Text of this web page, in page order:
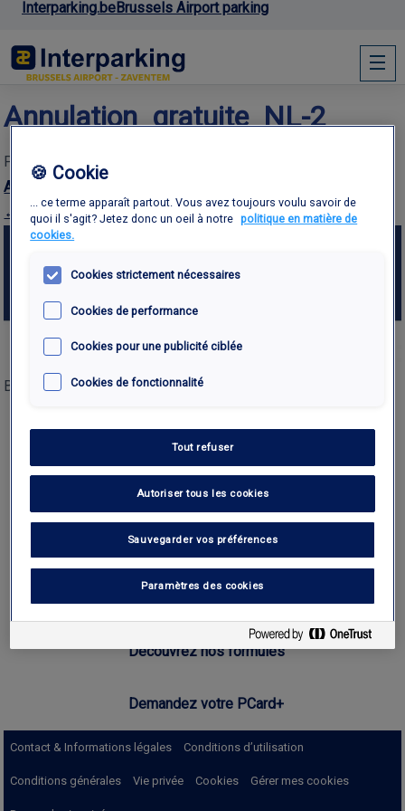
Interparking.beBrussels Airport parking
Annulation_gratuite_NL-2
Published 28th October 2020
Annulation_gratuite_NL-2
← Previous Next →
Both comments and trackbacks are currently closed.
Interparking en Belgique
Découvrez nos formules
Demandez votre PCard+
Contact & Informations légales Conditions d’utilisation
Conditions générales Vie privée Cookies Gérer mes cookies
🍪 Cookie
... ce terme apparaît partout. Vous avez toujours voulu savoir de
quoi il s'agit? Jetez donc un oeil à notre politique en matière de
cookies.
Cookies strictement nécessaires
Cookies de performance
Cookies pour une publicité ciblée
Cookies de fonctionnalité
Tout refuser
Autoriser tous les cookies
Sauvegarder vos préférences
Paramètres des cookies